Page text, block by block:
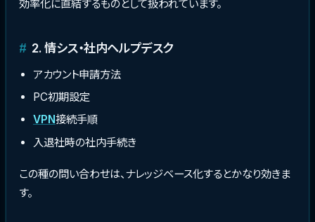
効率化に直結するものとして扱われています。
2. 情シス・社内ヘルプデスク
アカウント申請方法
PC初期設定
VPN接続手順
入退社時の社内手続き
この種の問い合わせは、ナレッジベース化するとかなり効きま
す。